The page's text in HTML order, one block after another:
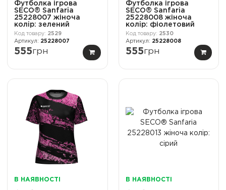
Футболка ігрова
SECO® Sanfaria
25228007 жіноча
колiр: зелений
2529
25228007
555грн
Футболка ігрова
SECO® Sanfaria
25228008 жіноча
колiр: фіолетовий
2530
25228008
555грн
В НАЯВНОСТІ В НАЯВНОСТІ